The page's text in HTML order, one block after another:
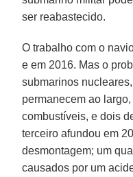
ser reabastecido.
O trabalho com o
e em 2016. Mas o
submarinos
permanecem ao
combustíveis, e dois
terceiro afundou em
desmontagem; um
causados por um